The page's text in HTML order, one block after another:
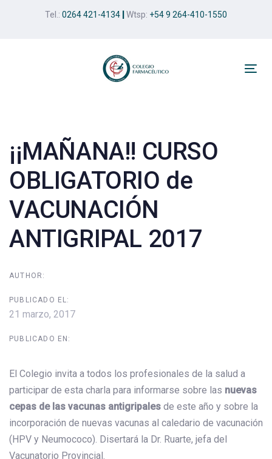
Tel.: 0264 421-4134 Wtsp: +54 9 264-410-1550
¡¡MAÑANA!! CURSO
OBLIGATORIO de
VACUNACIÓN
ANTIGRIPAL 2017
AUTHOR:
PUBLICADO EL:
21 marzo, 2017
PUBLICADO EN:
El Colegio invita a todos los profesionales de la salud a
participar de esta charla para informarse sobre las nuevas
cepas de las vacunas antigripales de este año y sobre la
incorporación de nuevas vacunas al caledario de vacunación
(HPV y Neumococo). Disertará la Dr. Ruarte, jefa del
Vacunatorio Provincial.
navigation